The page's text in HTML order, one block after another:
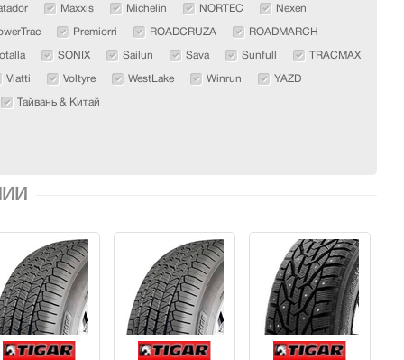
Maxxis Michelin NORTEC Nexen
Premiorri ROADCRUZA ROADMARCH
SONIX Sailun Sava Sunfull TRACMAX
Viatti Voltyre WestLake Winrun YAZD
Тайвань & Китай